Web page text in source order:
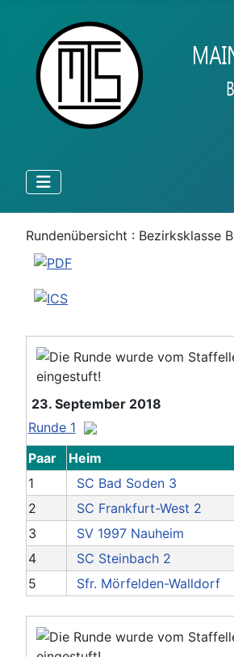
Rundenübersicht : Bezirksklasse B
23. September 2018
Runde 1
Paar
Heim
1
SC Bad Soden 3
2
SC Frankfurt-West 2
3
SV 1997 Nauheim
4
SC Steinbach 2
5
Sfr. Mörfelden-Walldorf